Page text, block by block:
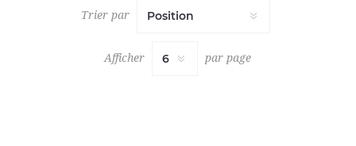
Trier par
Afficher par page